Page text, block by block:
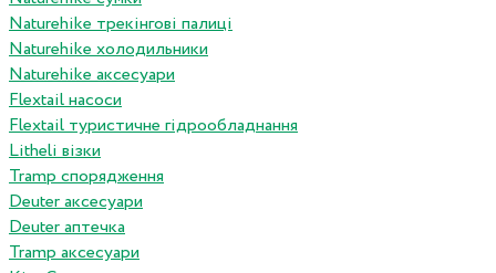
Naturehike трекінгові палиці
Naturehike холодильники
Naturehike аксесуари
Flextail насоси
Flextail туристичне гідрообладнання
Litheli візки
Tramp спорядження
Deuter аксесуари
Deuter аптечка
Tramp аксесуари